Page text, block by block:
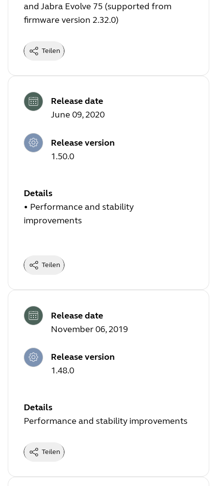
and Jabra Evolve 75 (supported from
firmware version 2.32.0)
Teilen
Release date
June 09, 2020
Release version
1.50.0
Details
• Performance and stability
improvements
Teilen
Release date
November 06, 2019
Release version
1.48.0
Details
Performance and stability improvements
Teilen